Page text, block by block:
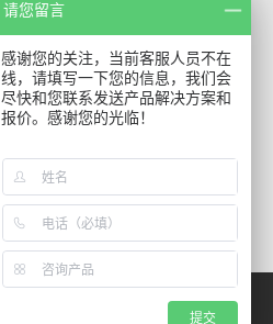
微信公众号
请您留言
感谢您的关注，当前客服人员不在
线，请填写一下您的信息，我们会
尽快和您联系发送产品解决方案和
报价。感谢您的光临！
提交